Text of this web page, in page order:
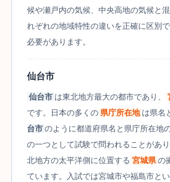
候や瀬戸内の気候、中央高地の気候と
れぞれの地域特性の違いを正確に区別
必要があります。
仙台市
仙台市 は東北地方最大の都市であり、
です。日本の多くの 県庁所在地 は県名
台市 のように都道府県名と県庁所在地
の一つとして試験で問われることがあ
北地方の太平洋側に位置する 宮城県 の
ています。入試では宮城市や福島市と